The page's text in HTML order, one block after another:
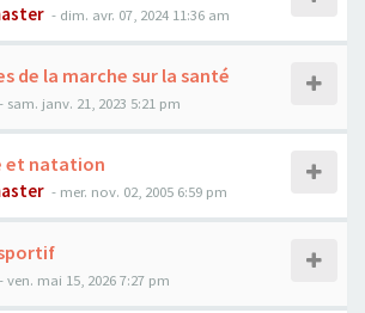
- dim. avr. 07, 2024 11:36 am
de la marche sur la santé
- sam. janv. 21, 2023 5:21 pm
et natation
- mer. nov. 02, 2005 6:59 pm
- ven. mai 15, 2026 7:27 pm